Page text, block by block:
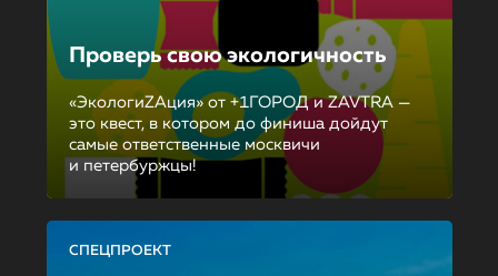
Проверь свою экологичность
«ЭкологиZAция» от +1ГОРОД и ZAVTRA —
это квест, в котором до финиша дойдут
самые ответственные москвичи
и петербуржцы!
СПЕЦПРОЕКТ